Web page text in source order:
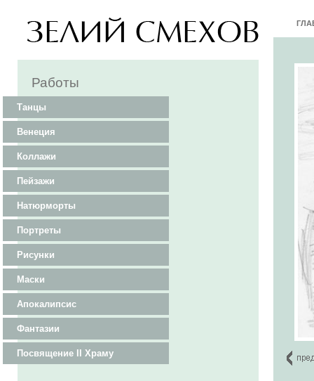
Работы
Танцы
Венеция
Коллажи
Пейзажи
Натюрморты
Портреты
Рисунки
Маски
Апокалипсис
Фантазии
Посвящение II Храму